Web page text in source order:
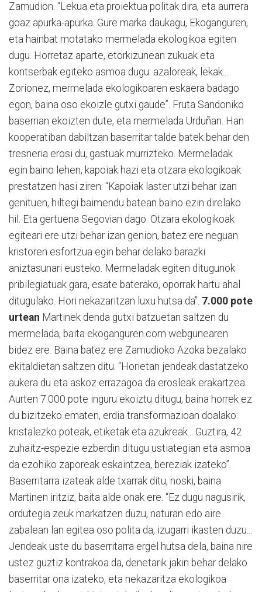
Zamudion. “Lekua eta proiektua politak dira, eta aurrera
goaz apurka-apurka. Gure marka daukagu, Ekoganguren,
eta hainbat motatako mermelada ekologikoa egiten
dugu. Horretaz aparte, etorkizunean zukuak eta
kontserbak egiteko asmoa dugu: azaloreak, lekak...
Zorionez, mermelada ekologikoaren eskaera badago
egon, baina oso ekoizle gutxi gaude”. Fruta Sandoniko
baserrian ekoizten dute, eta mermelada Urduñan. Han
kooperatiban dabiltzan baserritar talde batek behar den
tresneria erosi du, gastuak murrizteko. Mermeladak
egin baino lehen, kapoiak hazi eta otzara ekologikoak
prestatzen hasi ziren. “Kapoiak laster utzi behar izan
genituen, hiltegi baimendu batean baino ezin direlako
hil. Eta gertuena Segovian dago. Otzara ekologikoak
egiteari ere utzi behar izan genion, batez ere neguan
kristoren esfortzua egin behar delako barazki
aniztasunari eusteko. Mermeladak egiten ditugunok
pribilegiatuak gara, esate baterako, oporrak hartu ahal
ditugulako. Hori nekazaritzan luxu hutsa da”. 7.000 pote
urtean Martinek denda gutxi batzuetan saltzen du
mermelada, baita ekoganguren.com webgunearen
bidez ere. Baina batez ere Zamudioko Azoka bezalako
ekitaldietan saltzen ditu. “Horietan jendeak dastatzeko
aukera du eta askoz errazagoa da erosleak erakartzea.
Aurten 7.000 pote inguru ekoiztu ditugu, baina horrek ez
du bizitzeko ematen, erdia transformazioan doalako:
kristalezko poteak, etiketak eta azukreak... Guztira, 42
zuhaitz-espezie ezberdin ditugu ustiategian eta asmoa
da ezohiko zaporeak eskaintzea, bereziak izateko”.
Baserritarra izateak alde txarrak ditu, noski, baina
Martinen iritziz, baita alde onak ere. “Ez dugu nagusirik,
ordutegia zeuk markatzen duzu, naturan edo aire
zabalean lan egitea oso polita da, izugarri ikasten duzu...
Jendeak uste du baserritarra ergel hutsa dela, baina nire
ustez guztiz kontrakoa da, denetarik jakin behar delako
baserritar ona izateko, eta nekazaritza ekologikoa